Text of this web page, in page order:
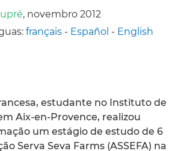
, novembro 2012
français - Español - English
estudante no Instituto de
Aix-en-Provence, realizou
um estágio de estudo de 6
Serva Seva Farms (ASSEFA) na